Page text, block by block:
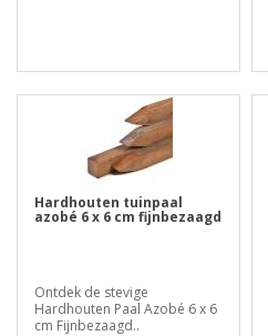
Hardhouten tuinpaal
azobé 6 x 6 cm fijnbezaagd
Ontdek de stevige
Hardhouten Paal Azobé 6 x 6
cm Fijnbezaagd..